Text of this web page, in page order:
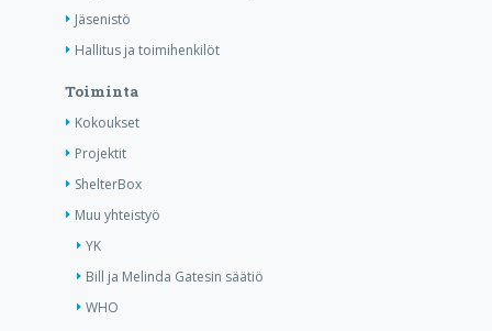
Jäsenistö
Hallitus ja toimihenkilöt
Toiminta
Kokoukset
Projektit
ShelterBox
Muu yhteistyö
YK
Bill ja Melinda Gatesin säätiö
WHO